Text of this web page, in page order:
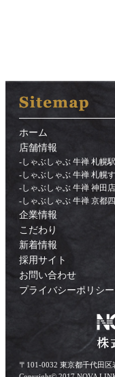
ホーム
店舗情報
-しゃぶしゃぶ 牛禅 札幌
-しゃぶしゃぶ 牛禅 札幌
-しゃぶしゃぶ 牛禅 神田店
-しゃぶしゃぶ 牛禅 京都
企業情報
こだわり
新着情報
採用サイト
お問い合わせ
プライバシーポリシー
〒101-0032 東京都千代田